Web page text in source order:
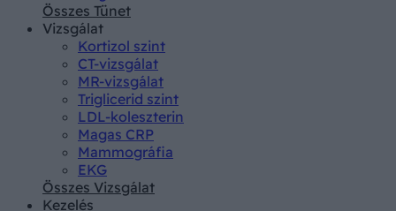
Összes Tünet
Vizsgálat
Kortizol szint
CT-vizsgálat
MR-vizsgálat
Triglicerid szint
LDL-koleszterin
Magas CRP
Mammográfia
EKG
Összes Vizsgálat
Kezelés